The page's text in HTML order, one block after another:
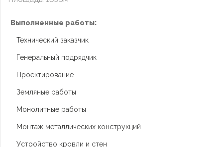
Выполненные работы:
Технический заказчик
Генеральный подрядчик
Проектирование
Земляные работы
Монолитные работы
Монтаж металлических конструкций
Устройство кровли и стен